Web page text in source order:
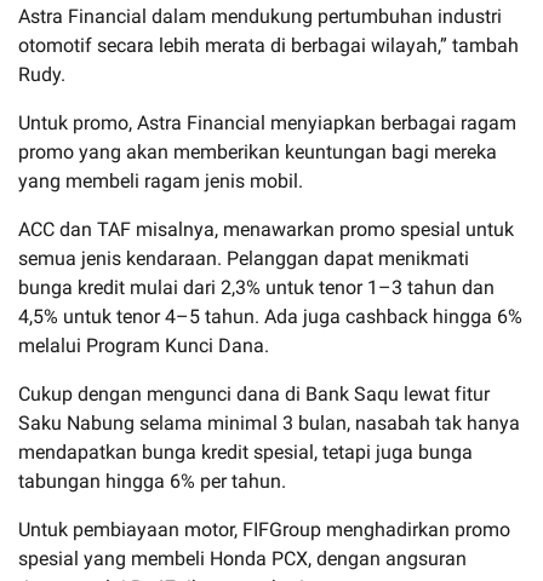
Astra Financial dalam mendukung pertumbuhan industri
otomotif secara lebih merata di berbagai wilayah,” tambah
Rudy.
Untuk promo, Astra Financial menyiapkan berbagai ragam
promo yang akan memberikan keuntungan bagi mereka
yang membeli ragam jenis mobil.
ACC dan TAF misalnya, menawarkan promo spesial untuk
semua jenis kendaraan. Pelanggan dapat menikmati
bunga kredit mulai dari 2,3% untuk tenor 1–3 tahun dan
4,5% untuk tenor 4–5 tahun. Ada juga cashback hingga 6%
melalui Program Kunci Dana.
Cukup dengan mengunci dana di Bank Saqu lewat fitur
Saku Nabung selama minimal 3 bulan, nasabah tak hanya
mendapatkan bunga kredit spesial, tetapi juga bunga
tabungan hingga 6% per tahun.
Untuk pembiayaan motor, FIFGroup menghadirkan promo
spesial yang membeli Honda PCX, dengan angsuran